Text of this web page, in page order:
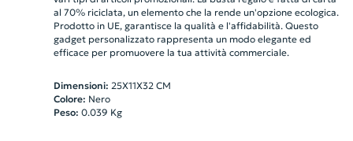
al 70% riciclata, un elemento che la rende un'opzione ecologica.
Prodotto in UE, garantisce la qualità e l'affidabilità. Questo
gadget personalizzato rappresenta un modo elegante ed
efficace per promuovere la tua attività commerciale.
Dimensioni: 25X11X32 CM
Colore: Nero
Peso: 0.039 Kg